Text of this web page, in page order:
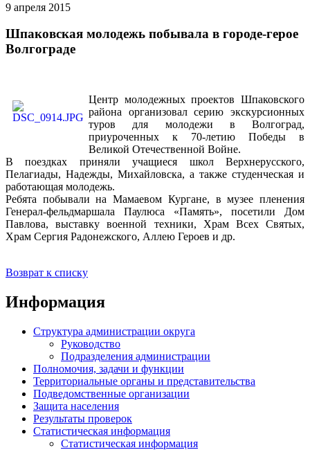
9 апреля 2015
Шпаковская молодежь побывала в городе-герое
Волгограде
Центр молодежных проектов Шпаковского
района организовал серию экскурсионных
туров для молодежи в Волгоград,
приуроченных к 70-летию Победы в
Великой Отечественной Войне.
В поездках приняли учащиеся школ Верхнерусского,
Пелагиады, Надежды, Михайловска, а также студенческая и
работающая молодежь.
Ребята побывали на Мамаевом Кургане, в музее пленения
Генерал-фельдмаршала Паулюса «Память», посетили Дом
Павлова, выставку военной техники, Храм Всех Святых,
Храм Сергия Радонежского, Аллею Героев и др.
Возврат к списку
Информация
Структура администрации округа
Руководство
Подразделения администрации
Полномочия, задачи и функции
Территориальные органы и представительства
Подведомственные организации
Защита населения
Результаты проверок
Статистическая информация
Статистическая информация